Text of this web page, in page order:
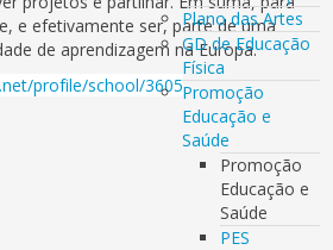
Plano das Artes
GD de Educação
Física
Promoção
Educação e
Saúde
Promoção
Educação e
Saúde
PES
e efetivamente ser, parte de uma
de aprendizagem na Europa.
profile/school/3605